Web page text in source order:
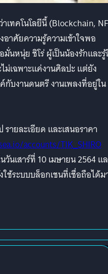
เทคโนโลยีนี้ (Blockchain,
าศัยความรู้ความเข้าใจพอ
นหนุ่ย ชิโร่ ผู้เป็นน้องรักและ
ม่เฉพาะแค่งานศิลปะ แต่ยัง
กับงานดนตรี งานเพลงที่อยู่ใน
ายละเอียด และเสนอราคา
accounts/TIK_SHIRO
นเสาร์ที่ 10 เมษายน 2564 แ
ช้ระบบบล็อกเชนที่เชื่อถือได้ม